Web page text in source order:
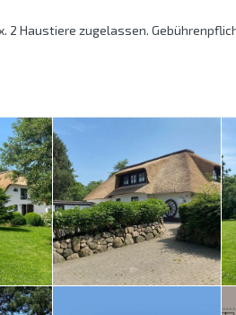
2 Haustiere zugelassen.